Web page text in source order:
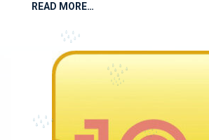
READ MORE…